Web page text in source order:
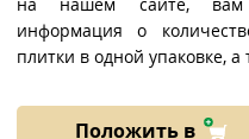
информация о
плитки в одной упаковке, а
Положить в